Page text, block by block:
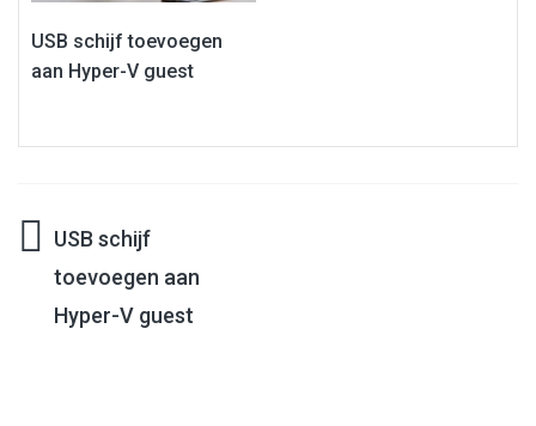
USB schijf toevoegen
aan Hyper-V guest
Bericht
navigatie
USB schijf
toevoegen aan
Hyper-V guest